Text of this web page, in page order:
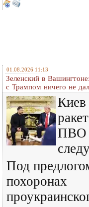
01.08.2026 11:13
Зеленский в
c Трампом ничего не
Киев
ПВО
Под
похоронах